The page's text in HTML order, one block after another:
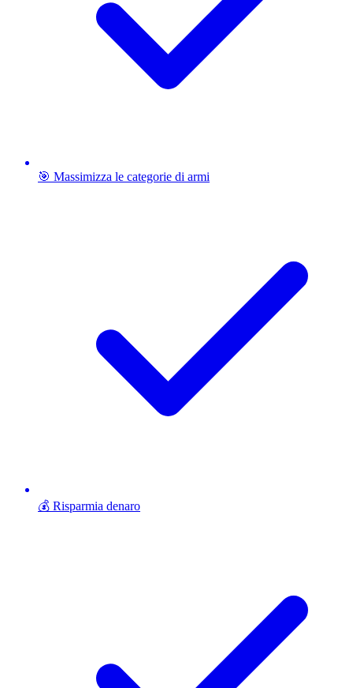
🎯 Massimizza le categorie di armi
💰 Risparmia denaro